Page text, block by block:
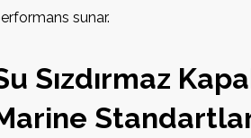
sunar.
Sızdırmaz